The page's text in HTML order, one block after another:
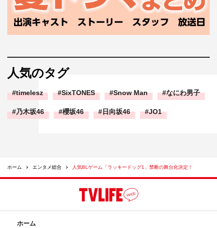
人気のタグ
timelesz SixTONES Snow Man なにわ男子
乃木坂46 櫻坂46 日向坂46 JO1
ホーム エンタメ総合 人気BLゲーム「ラッキードッグ1」禁断の舞台化決定！
ホーム